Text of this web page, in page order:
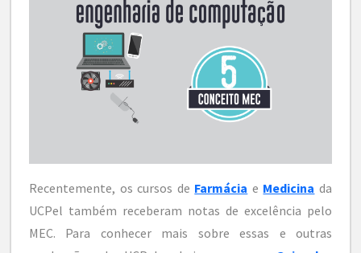
Recentemente, os cursos de Farmácia e Medicina da
UCPel também receberam notas de excelência pelo
MEC. Para conhecer mais sobre essas e outras